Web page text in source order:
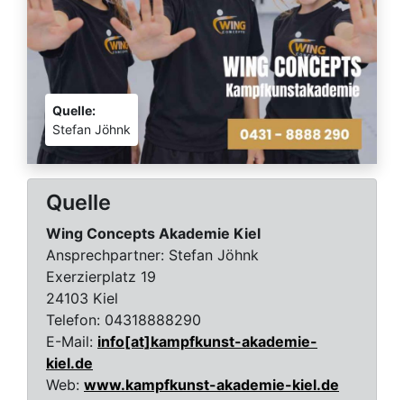
Quelle:
Stefan Jöhnk
Quelle
Wing Concepts Akademie Kiel
Ansprechpartner: Stefan Jöhnk
Exerzierplatz 19
24103 Kiel
Telefon: 04318888290
E-Mail: info[at]kampfkunst-akademie-
kiel.de
Web: www.kampfkunst-akademie-kiel.de